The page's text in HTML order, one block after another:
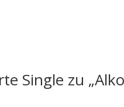
Single zu